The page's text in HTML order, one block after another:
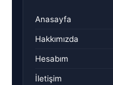
Anasayfa
Hakkımızda
Hesabım
İletişim